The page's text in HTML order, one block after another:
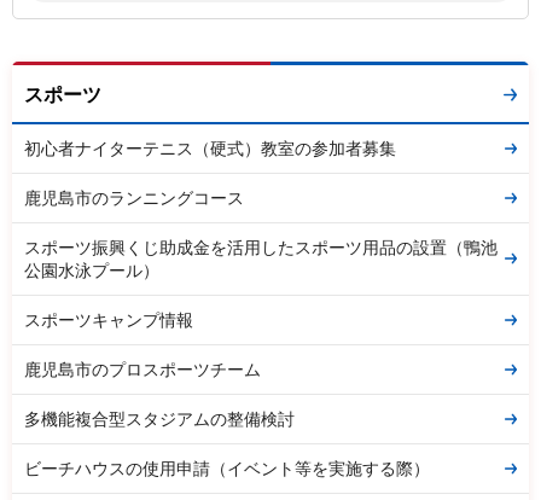
スポーツ
初心者ナイターテニス（硬式）教室の参加者募集
鹿児島市のランニングコース
スポーツ振興くじ助成金を活用したスポーツ用品の設置（鴨池
公園水泳プール）
スポーツキャンプ情報
鹿児島市のプロスポーツチーム
多機能複合型スタジアムの整備検討
ビーチハウスの使用申請（イベント等を実施する際）